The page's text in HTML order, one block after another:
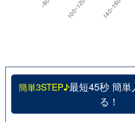
簡単3STEP♪最短45秒 簡
る！